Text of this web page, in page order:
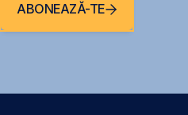
ABONEAZĂ-TE